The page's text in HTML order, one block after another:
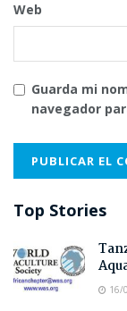
Web
Guarda mi
navegador
Top Stories
16/